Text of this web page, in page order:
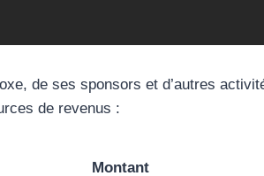
de ses sponsors et d’autres
de revenus :
Montant